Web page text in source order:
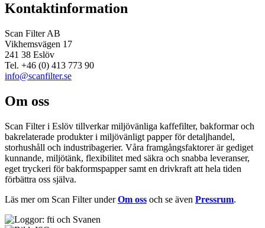
Kontaktinformation
Scan Filter AB
Vikhemsvägen 17
241 38 Eslöv
Tel. +46 (0) 413 773 90
info@scanfilter.se
Om oss
Scan Filter i Eslöv tillverkar miljövänliga kaffefilter, bakformar och
bakrelaterade produkter i miljövänligt papper för detaljhandel,
storhushåll och industribagerier. Våra framgångsfaktorer är gediget
kunnande, miljötänk, flexibilitet med säkra och snabba leveranser,
eget tryckeri för bakformspapper samt en drivkraft att hela tiden
förbättra oss själva.
Läs mer om Scan Filter underOm oss och se även Pressrum.